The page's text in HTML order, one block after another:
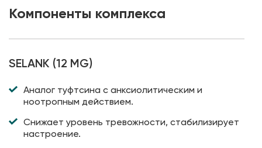
Компоненты комплекса
SELANK (12 MG)
Аналог туфтсина с анксиолитическим и
ноотропным действием.
Снижает уровень тревожности, стабилизирует
настроение.